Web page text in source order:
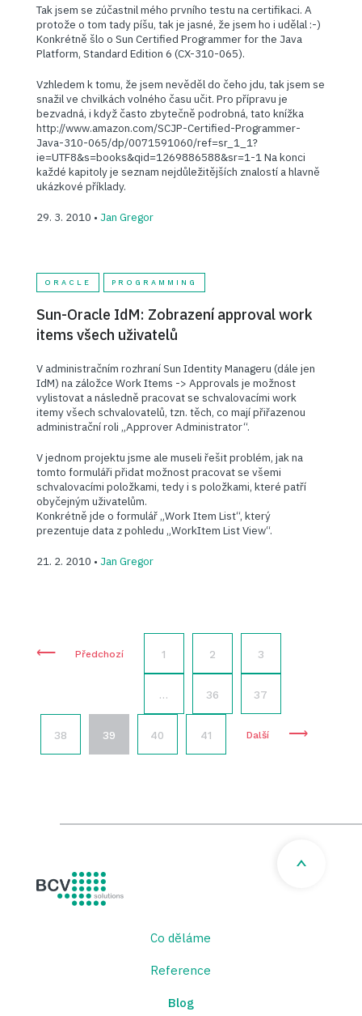
Tak jsem se zúčastnil mého prvního testu na certifikaci. A
protože o tom tady píšu, tak je jasné, že jsem ho i udělal :-)
Konkrétně šlo o Sun Certified Programmer for the Java
Platform, Standard Edition 6 (CX-310-065).
Vzhledem k tomu, že jsem nevěděl do čeho jdu, tak jsem se
snažil ve chvilkách volného času učit. Pro přípravu je
bezvadná, i když často zbytečně podrobná, tato knížka
http://www.amazon.com/SCJP-Certified-Programmer-
Java-310-065/dp/0071591060/ref=sr_1_1?
ie=UTF8&s=books&qid=1269886588&sr=1-1 Na konci
každé kapitoly je seznam nejdůležitějších znalostí a hlavně
ukázkové příklady.
29. 3. 2010 • Jan Gregor
ORACLE PROGRAMMING
Sun-Oracle IdM: Zobrazení approval work
items všech uživatelů
V administračním rozhraní Sun Identity Manageru (dále jen
IdM) na záložce Work Items -> Approvals je možnost
vylistovat a následně pracovat se schvalovacími work
itemy všech schvalovatelů, tzn. těch, co mají přiřazenou
administrační roli „Approver Administrator“.
V jednom projektu jsme ale museli řešit problém, jak na
tomto formuláři přidat možnost pracovat se všemi
schvalovacími položkami, tedy i s položkami, které patří
obyčejným uživatelům.
Konkrétně jde o formulář „Work Item List“, který
prezentuje data z pohledu „WorkItem List View“.
21. 2. 2010 • Jan Gregor
⟵ Předchozí 1 2 3
… 36 37
38 39 40 41 Další ⟶
Co děláme
Reference
Blog